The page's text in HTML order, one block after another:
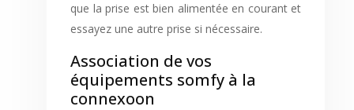
que la prise est bien alimentée en courant et
essayez une autre prise si nécessaire.
Association de vos
équipements somfy à la
connexoon